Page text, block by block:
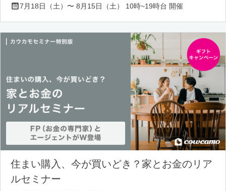
7月18日（土）〜 8月15日（土） 10時~19時台 開催
住まい購入、今が買いどき？家とお金のリア
ルセミナー